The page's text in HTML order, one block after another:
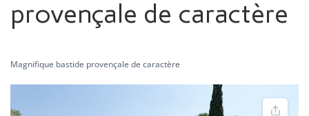
provençale de caractère
Magnifique bastide provençale de caractère